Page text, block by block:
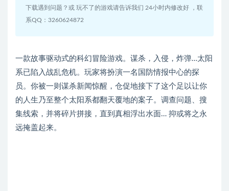
下载遇到问题？或 玩不了的游戏请告诉我们 24小时内修改好 ，联
系QQ：3260624872
一款故事驱动式的科幻冒险游戏。谋杀，入侵，炸弹…太阳
系已陷入战乱危机。玩家将扮演一名国防情报中心的探
员。你被一则谋杀新闻惊醒，仓促地接下了这个足以让你
的人生乃至整个太阳系都翻天覆地的案子。调查问题、搜
集线索，并将碎片拼接，直到真相浮出水面… 抑或将之永
远掩盖起来。